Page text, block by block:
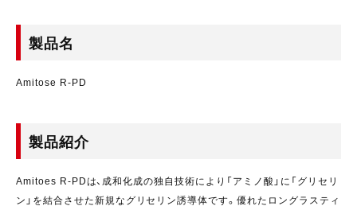
製品名
Amitose R-PD
製品紹介
Amitoes R-PDは、成和化成の独自技術により「アミノ酸」に「グリセリ
ン」を結合させた新規なグリセリン誘導体です。優れたロングラスティ